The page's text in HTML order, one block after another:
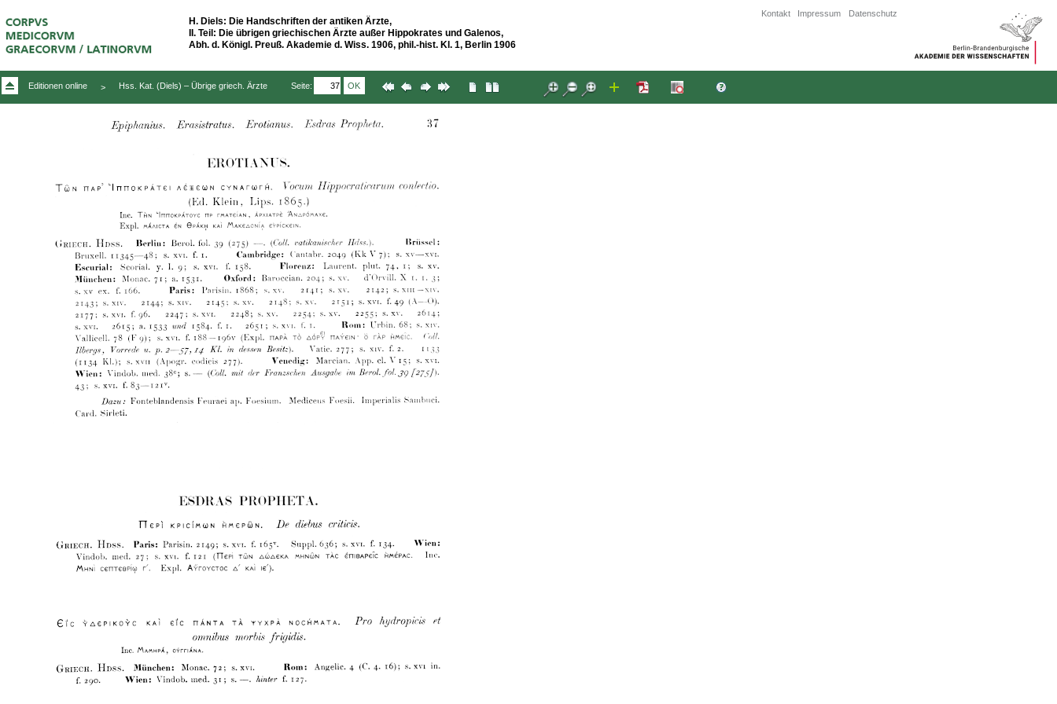
Kontakt Impressum Datenschutz
H. Diels: Die Handschriften der antiken Ärzte,
II. Teil: Die übrigen griechischen Ärzte außer Hippokrates und Galenos,
Abh. d. Königl. Preuß. Akademie d. Wiss. 1906, phil.-hist. Kl. 1, Berlin 1906
Editionen online > Hss. Kat. (Diels) – Übrige griech. Ärzte Seite: OK